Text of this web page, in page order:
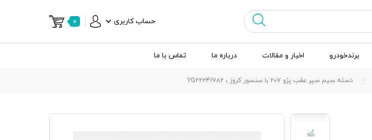
حساب کاربری ۰
برندخودرو اخبار و مقالات درباره ما تماس با ما
دسته سیم سپر عقب پژو 207 با سنسور کروز ، YG22241782